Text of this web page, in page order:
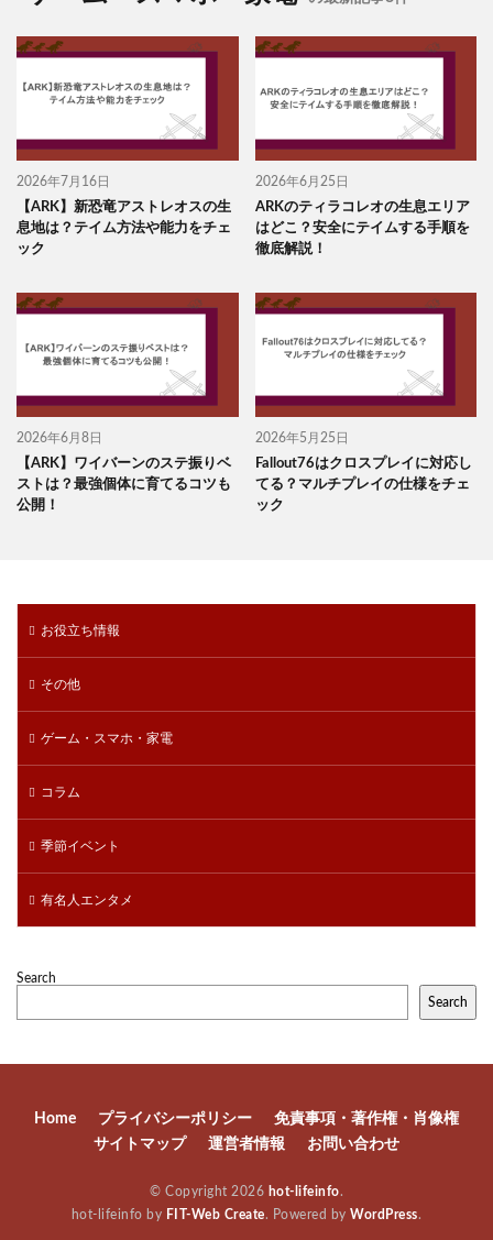
2026年7月16日
【ARK】新恐竜アストレオスの生
息地は？テイム方法や能力をチェ
ック
2026年6月25日
ARKのティラコレオの生息エリア
はどこ？安全にテイムする手順を
徹底解説！
2026年6月8日
【ARK】ワイバーンのステ振りベ
ストは？最強個体に育てるコツも
公開！
2026年5月25日
Fallout76はクロスプレイに対応し
てる？マルチプレイの仕様をチェ
ック
お役立ち情報
その他
ゲーム・スマホ・家電
コラム
季節イベント
有名人エンタメ
Search
Search
Home プライバシーポリシー
免責事項・著作権・肖像権
サイトマップ
運営者情報 お問い合わせ
© Copyright 2026 hot-lifeinfo.
hot-lifeinfo by FIT-Web Create. Powered byWordPress.